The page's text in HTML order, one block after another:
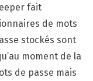
fait
de mots
stockés sont
moment de la
de passe mais